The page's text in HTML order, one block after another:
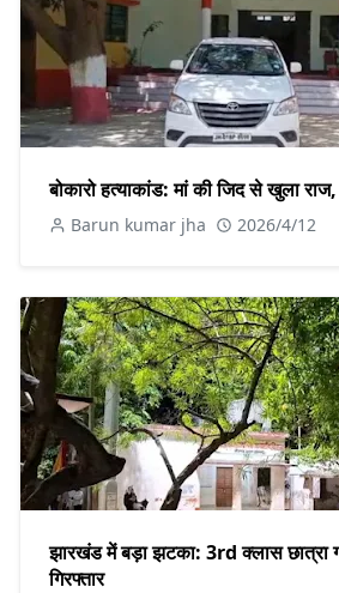
बोकारो हत्याकांड: मां की जिद से खुला
Barun kumar jha 2026/4/12
झारखंड में बड़ा झटका: 3rd क्लास छात्रा
गिरफ्तार